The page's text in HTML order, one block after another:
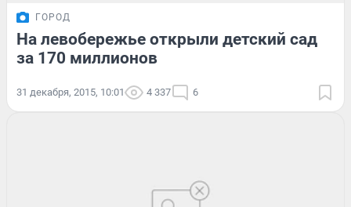
ГОРОД
На левобережье открыли детский сад
за 170 миллионов
31 декабря, 2015, 10:01 4 337 6